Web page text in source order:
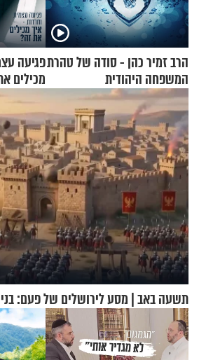
הרב זמיר כהן - סודה של טהרת
המשפחה היהודית
פגיעה
מכילים
הפעם עם
תשעה באב | מסע לירושלים של פעם: